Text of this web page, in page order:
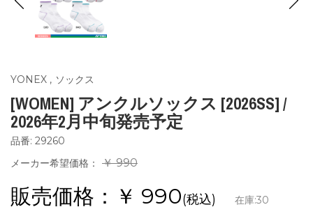
YONEX , ソックス
[WOMEN] アンクルソックス [2026SS] /
2026年2月中旬発売予定
品番: 29260
メーカー希望価格：
￥ 990
販売価格：￥ 990(税込) 在庫:30